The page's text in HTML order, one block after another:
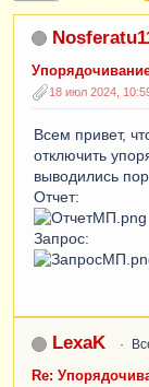
18 июл 2024,
Всем привет,
отключить
выводились
Отчет:
Запрос:
LexaK
Re: